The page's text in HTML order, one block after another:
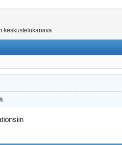
keskustelukanava